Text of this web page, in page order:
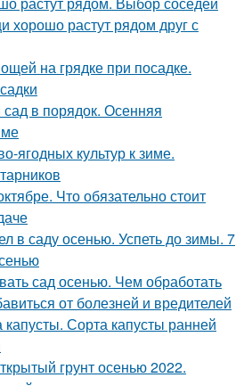
хорошо растут рядом друг с
на грядке при посадке.
в порядок. Осенняя
ягодных культур к зиме.
Что обязательно стоит
в саду осенью. Успеть до зимы. 7
сад осенью. Чем обработать
от болезней и вредителей
капусты. Сорта капусты ранней
грунт осенью 2022.